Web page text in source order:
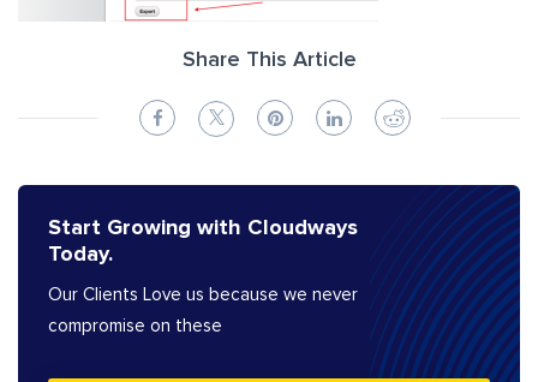
Share This Article
Start Growing with Cloudways
Today.
Our Clients Love us because we never
compromise on these